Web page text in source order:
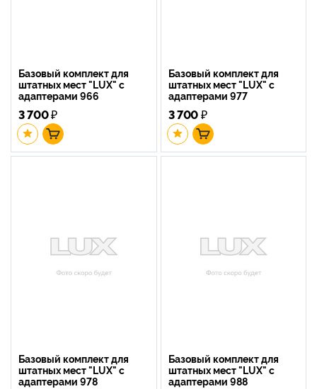
Базовый комплект для
штатных мест "LUX" с
адаптерами 966
3 700₽
Базовый комплект для
штатных мест "LUX" с
адаптерами 977
3 700₽
Базовый комплект для
штатных мест "LUX" с
адаптерами 978
Базовый комплект для
штатных мест "LUX" с
адаптерами 988